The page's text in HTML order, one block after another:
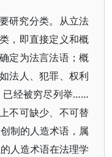
研究分类。从立法
，即直接定义和概
定为法言法语；概
法人、犯罪、权利
已经被穷尽列举……
不可缺少、不可替
制的人造术语，属
人造术语在法理学